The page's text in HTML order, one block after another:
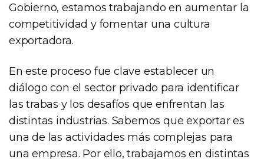
Gobierno, estamos trabajando en aumentar la
competitividad y fomentar una cultura
exportadora.
En este proceso fue clave establecer un
diálogo con el sector privado para identificar
las trabas y los desafíos que enfrentan las
distintas industrias. Sabemos que exportar es
una de las actividades más complejas para
una empresa. Por ello, trabajamos en distintas